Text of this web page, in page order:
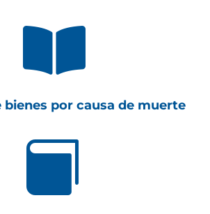

bienes por causa de muerte
